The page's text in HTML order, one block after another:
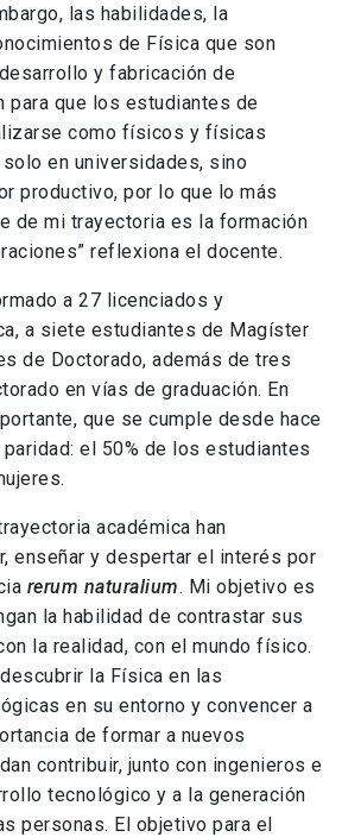
las habilidades, la
de Física que son
y fabricación de
para que los estudiantes de
como físicos y físicas
en universidades, sino
productivo, por lo que lo más
de mi trayectoria es la formación
reflexiona el docente.
a 27 licenciados y
a siete estudiantes de Magíster
de Doctorado, además de tres
en vías de graduación. En
que se cumple desde hace
el 50% de los estudiantes
académica han
enseñar y despertar el interés por
rerum naturalium. Mi objetivo es
la habilidad de contrastar sus
la realidad, con el mundo físico.
la Física en las
en su entorno y convencer a
de formar a nuevos
contribuir, junto con ingenieros e
tecnológico y a la generación
personas. El objetivo para el